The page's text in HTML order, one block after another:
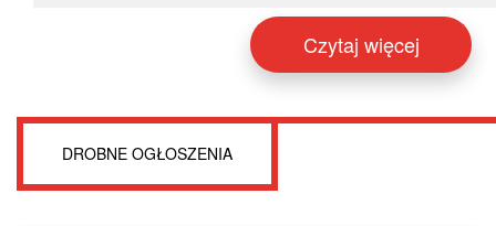
Czytaj więcej
DROBNE OGŁOSZENIA